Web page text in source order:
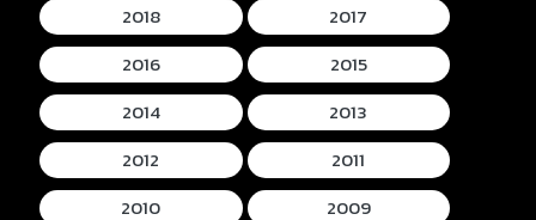
2018
2017
2016
2015
2014
2013
2012
2011
2010
2009